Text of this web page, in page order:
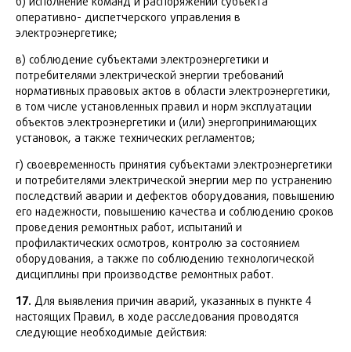
оперативно- диспетчерского управления в
электроэнергетике;
в) соблюдение субъектами электроэнергетики и
потребителями электрической энергии требований
нормативных правовых актов в области электроэнергетики,
в том числе установленных правил и норм эксплуатации
объектов электроэнергетики и (или) энергопринимающих
установок, а также технических регламентов;
г) своевременность принятия субъектами электроэнергетики
и потребителями электрической энергии мер по устранению
последствий аварии и дефектов оборудования, повышению
его надежности, повышению качества и соблюдению сроков
проведения ремонтных работ, испытаний и
профилактических осмотров, контролю за состоянием
оборудования, а также по соблюдению технологической
дисциплины при производстве ремонтных работ.
17. Для выявления причин аварий, указанных в пункте 4
настоящих Правил, в ходе расследования проводятся
следующие необходимые действия: